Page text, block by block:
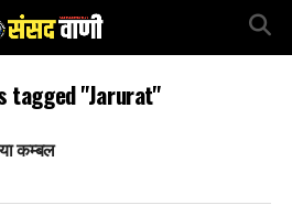
tagged "Jarurat"
कम्बल